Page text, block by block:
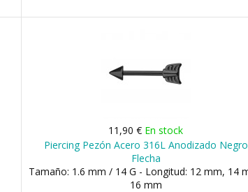
11,90 € En stock
Piercing Pezón Acero 316L Anodizado Negro
Flecha
Tamaño: 1.6 mm / 14 G - Longitud: 12 mm, 14
16 mm